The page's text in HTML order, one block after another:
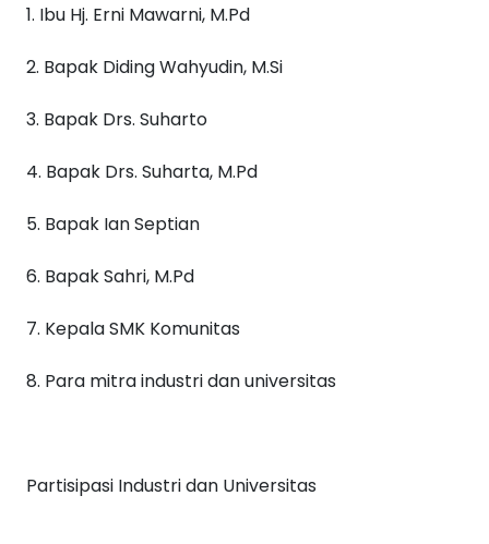
1. Ibu Hj. Erni Mawarni, M.Pd
2. Bapak Diding Wahyudin, M.Si
3. Bapak Drs. Suharto
4. Bapak Drs. Suharta, M.Pd
5. Bapak Ian Septian
6. Bapak Sahri, M.Pd
7. Kepala SMK Komunitas
8. Para mitra industri dan universitas
Partisipasi Industri dan Universitas